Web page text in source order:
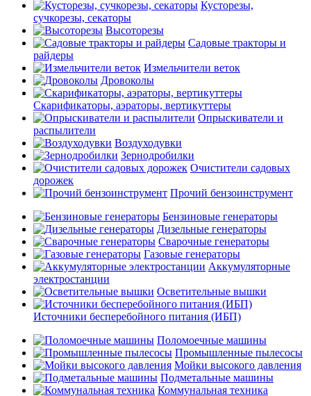
Кусторезы,
сучкорезы, секаторы
Высоторезы
Садовые тракторы и
райдеры
Измельчители веток
Дровоколы
Скарификаторы, аэраторы, вертикуттеры
Опрыскиватели и
распылители
Воздуходувки
Зернодробилки
Очистители садовых
дорожек
Прочий бензоинструмент
Бензиновые генераторы
Дизельные генераторы
Сварочные генераторы
Газовые генераторы
Аккумуляторные
электростанции
Осветительные вышки
Источники бесперебойного питания (ИБП)
Поломоечные машины
Промышленные пылесосы
Мойки высокого давления
Подметальные машины
Коммунальная техника